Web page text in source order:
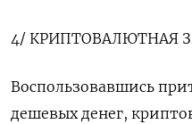
4/ КРИПТОВАЛЮТНАЯ
Воспользовавшись
дешевых денег,